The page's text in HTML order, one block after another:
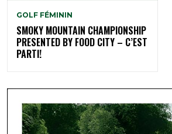
GOLF FÉMININ
SMOKY MOUNTAIN CHAMPIONSHIP
PRESENTED BY FOOD CITY – C’EST
PARTI!